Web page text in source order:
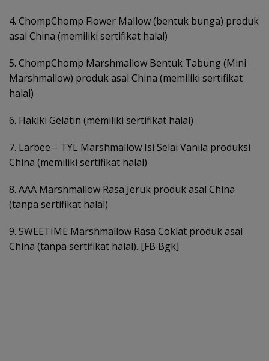
4. ChompChomp Flower Mallow (bentuk bunga) produk
asal China (memiliki sertifikat halal)
5. ChompChomp Marshmallow Bentuk Tabung (Mini
Marshmallow) produk asal China (memiliki sertifikat
halal)
6. Hakiki Gelatin (memiliki sertifikat halal)
7. Larbee – TYL Marshmallow Isi Selai Vanila produksi
China (memiliki sertifikat halal)
8. AAA Marshmallow Rasa Jeruk produk asal China
(tanpa sertifikat halal)
9. SWEETIME Marshmallow Rasa Coklat produk asal
China (tanpa sertifikat halal). [FB Bgk]